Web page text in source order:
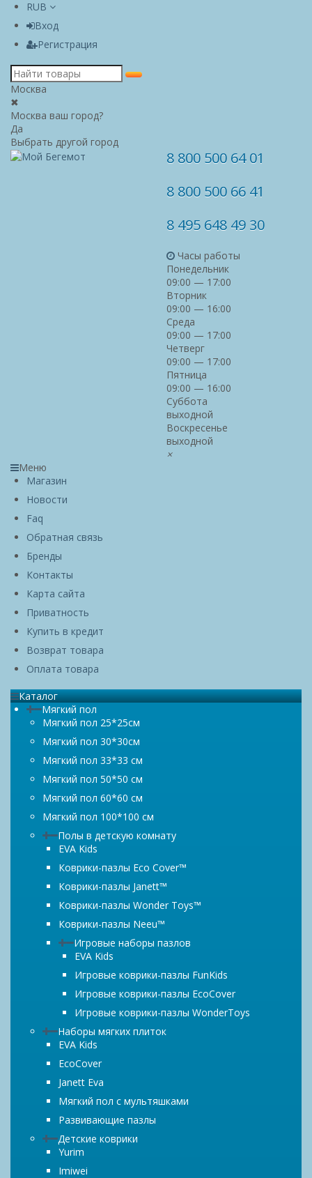
RUB
Вход
Регистрация
Москва
✖
Москва ваш город?
Да
Выбрать другой город
8 800 500 64 01
8 800 500 66 41
8 495 648 49 30
Часы работы
Понедельник
09:00 — 17:00
Вторник
09:00 — 16:00
Среда
09:00 — 17:00
Четверг
09:00 — 17:00
Пятница
09:00 — 16:00
Суббота
выходной
Воскресенье
выходной
×
Меню
Магазин
Новости
Faq
Обратная связь
Бренды
Контакты
Карта сайта
Приватность
Купить в кредит
Возврат товара
Оплата товара
Каталог
Мягкий пол
Мягкий пол 25*25см
Мягкий пол 30*30см
Мягкий пол 33*33 см
Мягкий пол 50*50 см
Мягкий пол 60*60 см
Мягкий пол 100*100 см
Полы в детскую комнату
EVA Kids
Коврики-пазлы Eco Cover™
Коврики-пазлы Janett™
Коврики-пазлы Wonder Toys™
Коврики-пазлы Neeu™
Игровые наборы пазлов
EVA Kids
Игровые коврики-пазлы FunKids
Игровые коврики-пазлы EcoCover
Игровые коврики-пазлы WonderToys
Наборы мягких плиток
EVA Kids
EcoCover
Janett Eva
Мягкий пол с мультяшками
Развивающие пазлы
Детские коврики
Yurim
Imiwei